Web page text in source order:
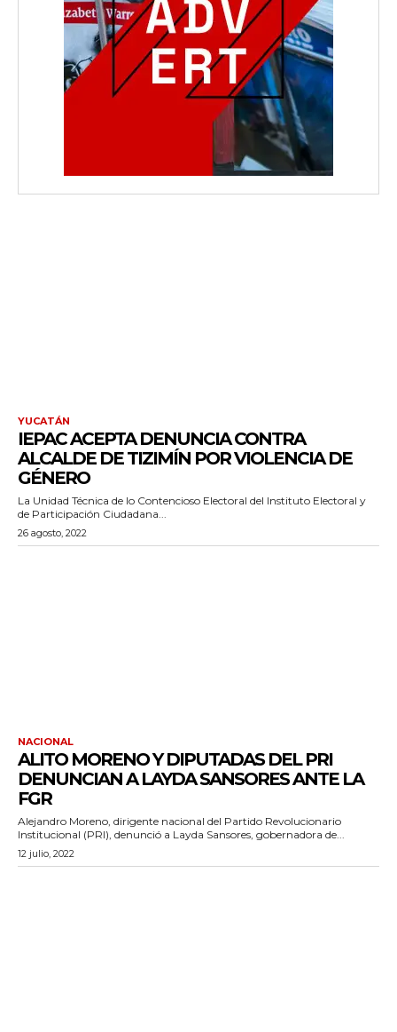
YUCATÁN
IEPAC ACEPTA DENUNCIA CONTRA
ALCALDE DE TIZIMÍN POR VIOLENCIA DE
GÉNERO
La Unidad Técnica de lo Contencioso Electoral del Instituto Electoral y
de Participación Ciudadana...
26 agosto, 2022
NACIONAL
ALITO MORENO Y DIPUTADAS DEL PRI
DENUNCIAN A LAYDA SANSORES ANTE LA
FGR
Alejandro Moreno, dirigente nacional del Partido Revolucionario
Institucional (PRI), denunció a Layda Sansores, gobernadora de...
12 julio, 2022